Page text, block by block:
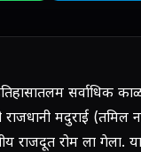
सर्वाधिक
राजधानी मदुराई (तमिल
राजदूत रोम ला गेला.